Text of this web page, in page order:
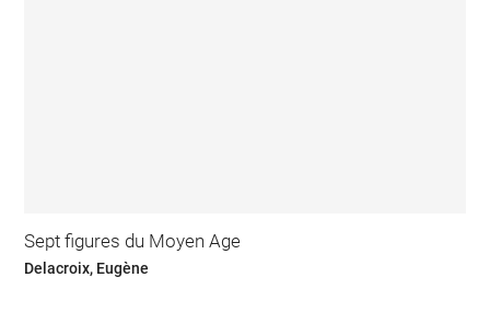
Sept figures du Moyen Age
Delacroix, Eugène